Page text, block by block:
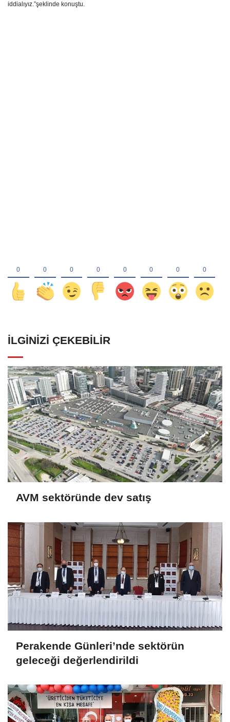
iddialıyız.”şeklinde konuştu.
İLGINIZI ÇEKEBILIR
AVM sektöründe dev satış
Perakende Günleri’nde sektörün
geleceği değerlendirildi